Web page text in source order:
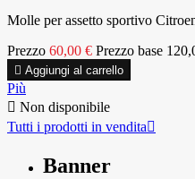
Molle per assetto sportivo
Prezzo 60,00 € Prezzo base
 Aggiungi al carrello
Più
 Non disponibile
Tutti i prodotti in vendita
Banner